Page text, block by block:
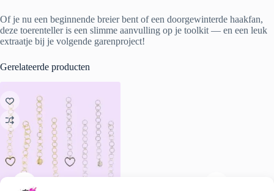
Of je nu een beginnende breier bent of een doorgewinterde haakfan,
deze toerenteller is een slimme aanvulling op je toolkit — en een leuk
extraatje bij je volgende garenproject!
Gerelateerde producten